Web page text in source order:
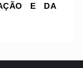
E DA